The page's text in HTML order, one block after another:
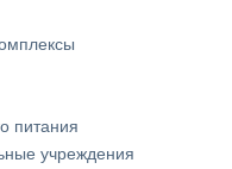
питания
учреждения